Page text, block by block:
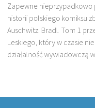
Zapewne
historii polskiego komiksu
Auschwitz. Bradl. Tom 1
Leskiego, który w czasie
działalność wywiadowczą w